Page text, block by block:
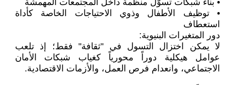
• بناء شبكات تسوّل منظمة داخل المجتمعات المهمشة
• توظيف الأطفال وذوي الاحتياجات الخاصة كأداة
استعطاف
دور المتغيرات البنيوية:
لا يمكن اختزال التسول في "ثقافة" فقط؛ إذ تلعب
عوامل هيكلية دوراً محورياً كغياب شبكات الأمان
الاجتماعي، وانعدام فرص العمل، والأزمات الاقتصادية.